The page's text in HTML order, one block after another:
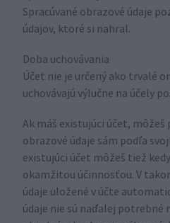
Spracúvané obrazové údaje
údajov, ktoré si nahral.
Doba uchovávania
Účet nie je určený ako trvalé
uchovávajú výlučne na účely
Ak máš existujúci účet, môžeš
obrazové údaje sám podľa
existujúci účet môžeš tiež
okamžitou účinnosťou. V
údaje uložené v účte
údaje nie sú naďalej potrebné